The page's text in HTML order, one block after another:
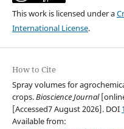
This work is licensed under a
International License.
How to Cite
Spray volumes for
crops.Bioscience Journal
[Accessed7 August 2026]. DOI
Available from: